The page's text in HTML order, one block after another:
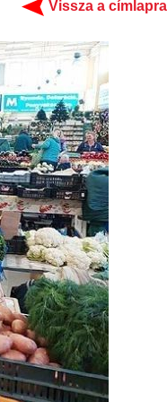
Vissza a címlapra